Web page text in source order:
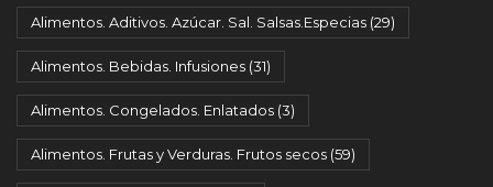
Alimentos. Aditivos. Azúcar. Sal. Salsas.Especias (29)
Alimentos. Bebidas. Infusiones (31)
Alimentos. Congelados. Enlatados (3)
Alimentos. Frutas y Verduras. Frutos secos (59)